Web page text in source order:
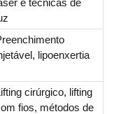
e técnicas de
lipoenxertia
cirúrgico, lifting
fios, métodos de